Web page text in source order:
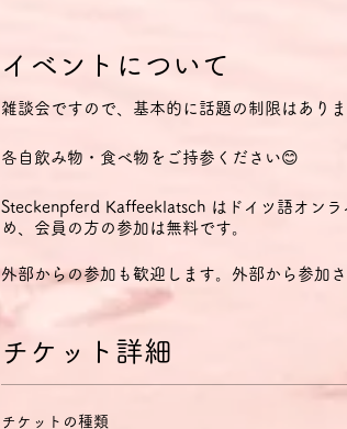
イベントについて
雑談会ですので、基本的に話題の制限はあり
各自飲み物・食べ物をご持参ください😊
Steckenpferd Kaffeeklatsch はドイツ語オン
め、会員の方の参加は無料です。
外部からの参加も歓迎します。外部から参加
チケット詳細
チケットの種類